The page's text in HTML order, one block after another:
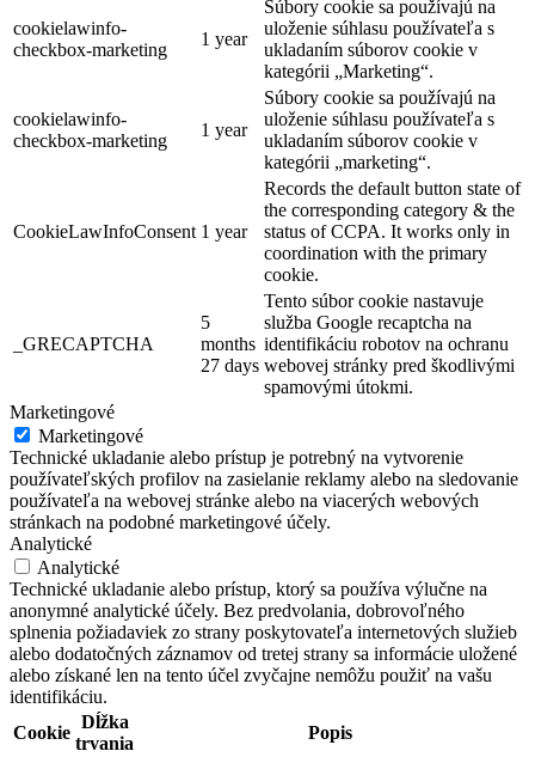
cookielawinfo-
checkbox-marketing
1 year
Súbory cookie sa používajú na
uloženie súhlasu používateľa s
ukladaním súborov cookie v
kategórii „Marketing“.
cookielawinfo-
checkbox-marketing
1 year
Súbory cookie sa používajú na
uloženie súhlasu používateľa s
ukladaním súborov cookie v
kategórii „marketing“.
CookieLawInfoConsent 1 year
Records the default button state of
the corresponding category & the
status of CCPA. It works only in
coordination with the primary
cookie.
_GRECAPTCHA
5
months
27 days
Tento súbor cookie nastavuje
služba Google recaptcha na
identifikáciu robotov na ochranu
webovej stránky pred škodlivými
spamovými útokmi.
Marketingové
Marketingové
Technické ukladanie alebo prístup je potrebný na vytvorenie
používateľských profilov na zasielanie reklamy alebo na sledovanie
používateľa na webovej stránke alebo na viacerých webových
stránkach na podobné marketingové účely.
Analytické
Analytické
Technické ukladanie alebo prístup, ktorý sa používa výlučne na
anonymné analytické účely. Bez predvolania, dobrovoľného
splnenia požiadaviek zo strany poskytovateľa internetových služieb
alebo dodatočných záznamov od tretej strany sa informácie uložené
alebo získané len na tento účel zvyčajne nemôžu použiť na vašu
identifikáciu.
Cookie
Dĺžka
trvania
Popis